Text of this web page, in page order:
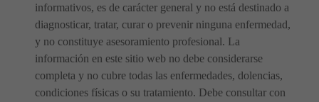
informativos, es de carácter general y no está destinado a
diagnosticar, tratar, curar o prevenir ninguna enfermedad,
y no constituye asesoramiento profesional. La
información en este sitio web no debe considerarse
completa y no cubre todas las enfermedades, dolencias,
condiciones físicas o su tratamiento. Debe consultar con